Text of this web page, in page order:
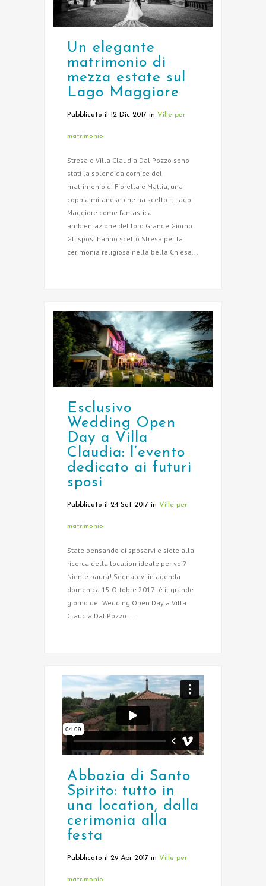
Un elegante
matrimonio di
mezza estate sul
Lago Maggiore
Pubblicato il 12 Dic 2017 in Ville per
matrimonio
Stresa e Villa Claudia Dal Pozzo sono
stati la splendida cornice del
matrimonio di Fiorella e Mattia, una
coppia milanese che ha scelto il Lago
Maggiore come fantastica
ambientazione del loro Grande Giorno.
Gli sposi hanno scelto Stresa per la
cerimonia religiosa nella bella Chiesa...
Esclusivo
Wedding Open
Day a Villa
Claudia: l’evento
dedicato ai futuri
sposi
Pubblicato il 24 Set 2017 in Ville per
matrimonio
State pensando di sposarvi e siete alla
ricerca della location ideale per voi?
Niente paura! Segnatevi in agenda
domenica 15 Ottobre 2017: è il grande
giorno del Wedding Open Day a Villa
Claudia Dal Pozzo!...
Abbazia di Santo
Spirito: tutto in
una location, dalla
cerimonia alla
festa
Pubblicato il 29 Apr 2017 in Ville per
matrimonio